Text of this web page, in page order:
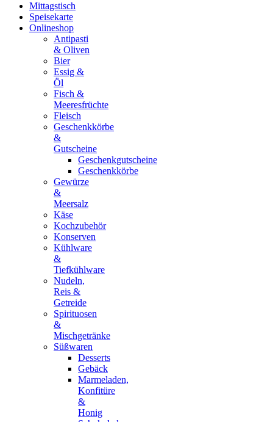
Mittagstisch
Speisekarte
Onlineshop
Antipasti
& Oliven
Bier
Essig &
Öl
Fisch &
Meeresfrüchte
Fleisch
Geschenkkörbe
&
Gutscheine
Geschenkgutscheine
Geschenkkörbe
Gewürze
&
Meersalz
Käse
Kochzubehör
Konserven
Kühlware
&
Tiefkühlware
Nudeln,
Reis &
Getreide
Spirituosen
&
Mischgetränke
Süßwaren
Desserts
Gebäck
Marmeladen,
Konfitüre
&
Honig